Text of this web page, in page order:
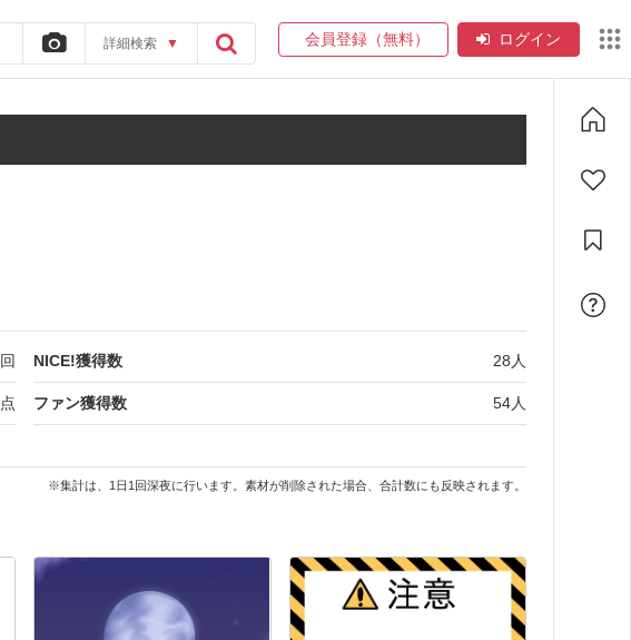
詳細検索 ▼ 会員登録（無料） ログイン
回
点
NICE!獲得数 28 人
ファン獲得数 54人
※集計は、1日1回深夜に行います。素材が削除された場合、合計数にも反映されます。